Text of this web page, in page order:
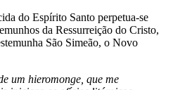
do Espírito Santo perpetua-se
da Ressurreição do Cristo,
São Simeão, o Novo
um hieromonge, que me